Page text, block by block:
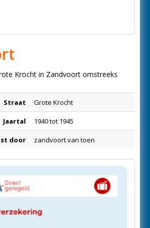
Krocht in Zandvoort omstreeks
Straat Grote Krocht
Jaartal 1940 tot 1945
door zandvoort van toen